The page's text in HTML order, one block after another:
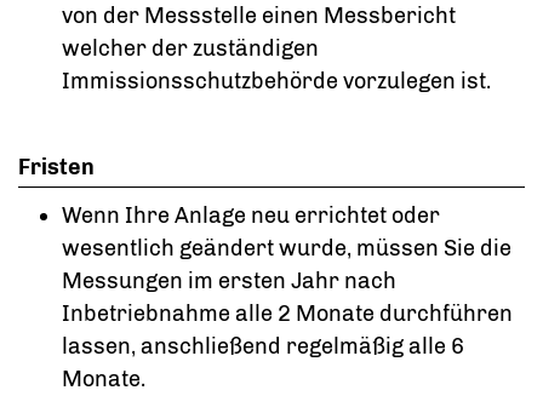
von der Messstelle einen Messbericht
welcher der zuständigen
Immissionsschutzbehörde vorzulegen ist.
Fristen
Wenn Ihre Anlage neu errichtet oder
wesentlich geändert wurde, müssen Sie die
Messungen im ersten Jahr nach
Inbetriebnahme alle 2 Monate durchführen
lassen, anschließend regelmäßig alle 6
Monate.